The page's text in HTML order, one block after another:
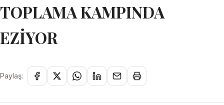
TOPLAMA KAMPINDA
EZİYOR
Paylaş: